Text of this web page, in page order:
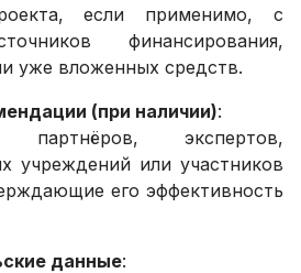
если применимо, с
финансирования,
уже вложенных средств.
(при наличии):
экспертов,
учреждений или участников
его эффективность
данные: